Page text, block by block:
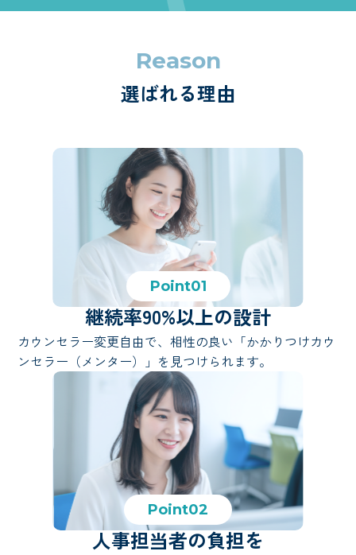
Reason
選ばれる理由
Point01
継続率90%以上の設計
カウンセラー変更自由で、相性の良い「かかりつけカウ
ンセラー（メンター）」を見つけられます。
Point02
人事担当者の負担を